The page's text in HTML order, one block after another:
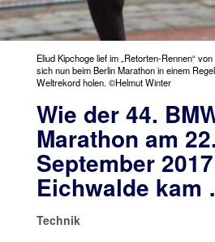
Eliud Kipchoge lief im „Retorten-Rennen“
sich nun beim Berlin Marathon in einem
Weltrekord holen. ©Helmut Winter
Wie der 44.
Marathon am 22.
September
Eichwalde kam
Technik